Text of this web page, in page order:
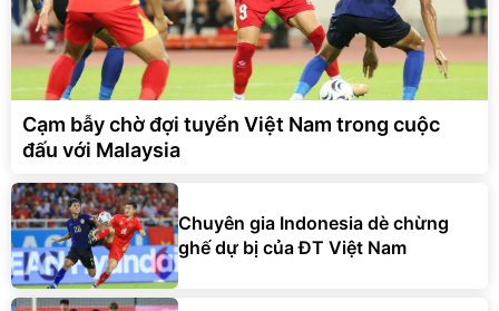
Cạm bẫy chờ đợi tuyển Việt Nam trong cuộc
đấu với Malaysia
Chuyên gia Indonesia dè chừng
ghế dự bị của ĐT Việt Nam